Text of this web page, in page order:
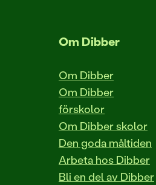
Om Dibber
Om Dibber
Om Dibber
förskolor
Om Dibber skolor
Den goda måltiden
Arbeta hos Dibber
Bli en del av Dibber